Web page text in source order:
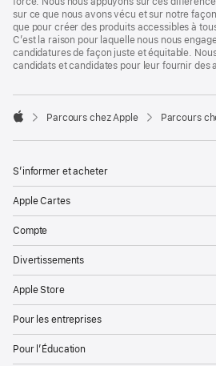
sur ce que nous avons vécu et sur notre
que pour créer des produits accessibles à
C’est la raison pour laquelle nous nous
candidatures de façon juste et équitable.
candidats et candidates pour leur fournir des

Parcours chez Apple Parcours
S’informer et acheter
Apple Cartes
Compte
Divertissements
Apple Store
Pour les entreprises
Pour l’Éducation